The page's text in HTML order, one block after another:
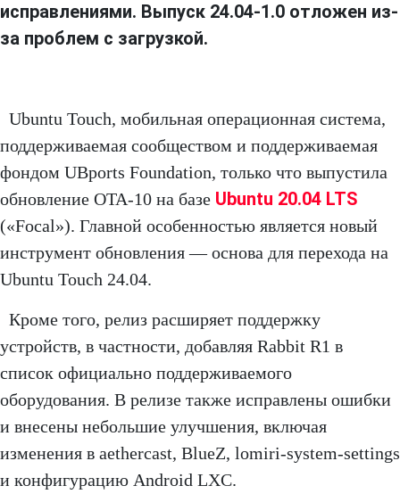
исправлениями. Выпуск 24.04-1.0 отложен из-
за проблем с загрузкой.
Ubuntu Touch, мобильная операционная система,
поддерживаемая сообществом и поддерживаемая
фондом UBports Foundation, только что выпустила
обновление OTA-10 на базе Ubuntu 20.04 LTS
(«Focal»). Главной особенностью является новый
инструмент обновления — основа для перехода на
Ubuntu Touch 24.04.
Кроме того, релиз расширяет поддержку
устройств, в частности, добавляя Rabbit R1 в
список официально поддерживаемого
оборудования. В релизе также исправлены ошибки
и внесены небольшие улучшения, включая
изменения в aethercast, BlueZ, lomiri-system-settings
и конфигурацию Android LXC.